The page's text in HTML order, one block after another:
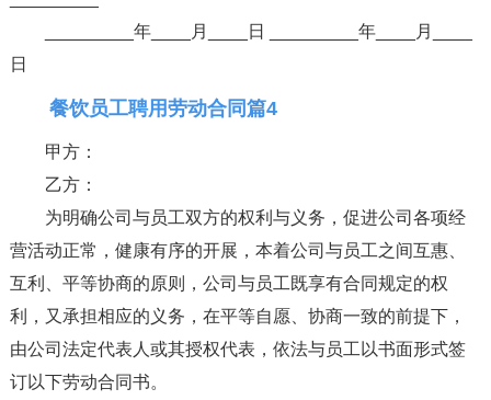
_________年____月____日 _________年____月____
日
餐饮员工聘用劳动合同篇4
甲方：
乙方：
为明确公司与员工双方的权利与义务，促进公司各项经
营活动正常，健康有序的开展，本着公司与员工之间互惠、
互利、平等协商的原则，公司与员工既享有合同规定的权
利，又承担相应的义务，在平等自愿、协商一致的前提下，
由公司法定代表人或其授权代表，依法与员工以书面形式签
订以下劳动合同书。